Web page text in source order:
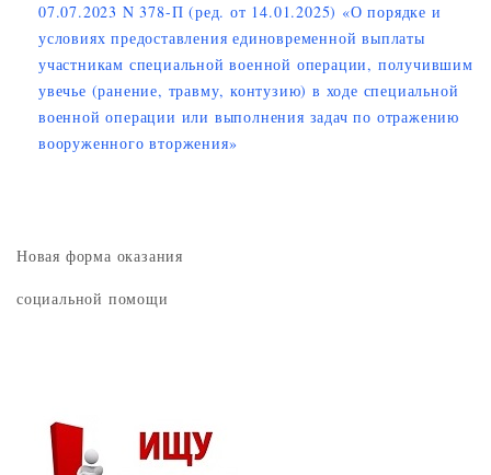
07.07.2023 N 378-П (ред. от 14.01.2025) «О порядке и
условиях предоставления единовременной выплаты
участникам специальной военной операции, получившим
увечье (ранение, травму, контузию) в ходе специальной
военной операции или выполнения задач по отражению
вооруженного вторжения»
Новая форма оказания
социальной помощи